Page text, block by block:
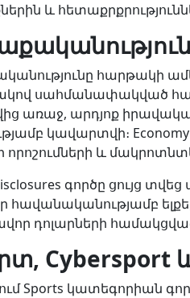
և
հարթակի
սահմանափակված
առաջ, արդյոք
կավարտվի։
որոշումների և
գործը ցույց
հավանականությամբ
դոլարների
Cybersport
Sports կատեգորիան